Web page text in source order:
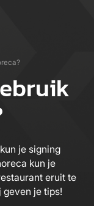
je signing
kun je
eruit te
geven je tips!